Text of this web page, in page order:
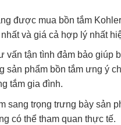
được mua bồn tắm
và giá cả hợp lý nhất
vấn tận tình đảm bảo giúp
sản phẩm bồn tắm ưng ý
tắm gia đình.
sang trọng trưng bày sản
có thể tham quan thực tế.